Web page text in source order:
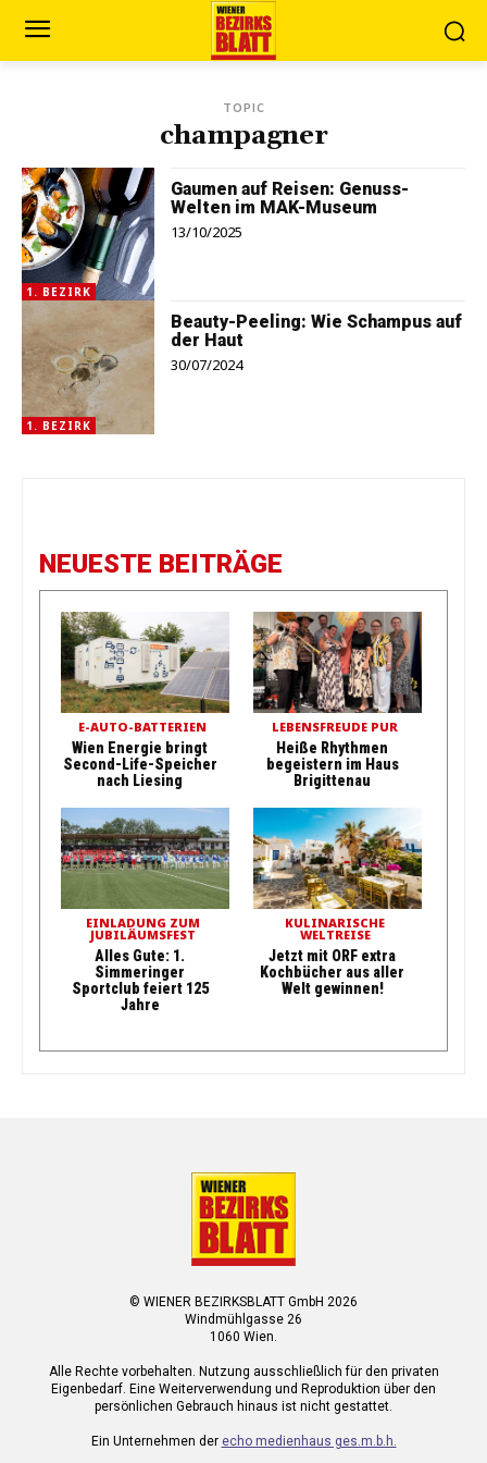
TOPIC
champagner
1. BEZIRK
Gaumen auf Reisen: Genuss-
Welten im MAK-Museum
13/10/2025
1. BEZIRK
Beauty-Peeling: Wie Schampus auf
der Haut
30/07/2024
NEUESTE BEITRÄGE
E-AUTO-BATTERIEN
Wien Energie bringt
Second-Life-Speicher
nach Liesing
LEBENSFREUDE PUR
Heiße Rhythmen
begeistern im Haus
Brigittenau
EINLADUNG ZUM
JUBILÄUMSFEST
Alles Gute: 1.
Simmeringer
Sportclub feiert 125
Jahre
KULINARISCHE
WELTREISE
Jetzt mit ORF extra
Kochbücher aus aller
Welt gewinnen!
© WIENER BEZIRKSBLATT GmbH 2026
Windmühlgasse 26
1060 Wien.
Alle Rechte vorbehalten. Nutzung ausschließlich für den privaten
Eigenbedarf. Eine Weiterverwendung und Reproduktion über den
persönlichen Gebrauch hinaus ist nicht gestattet.
Ein Unternehmen der echo medienhaus ges.m.b.h.